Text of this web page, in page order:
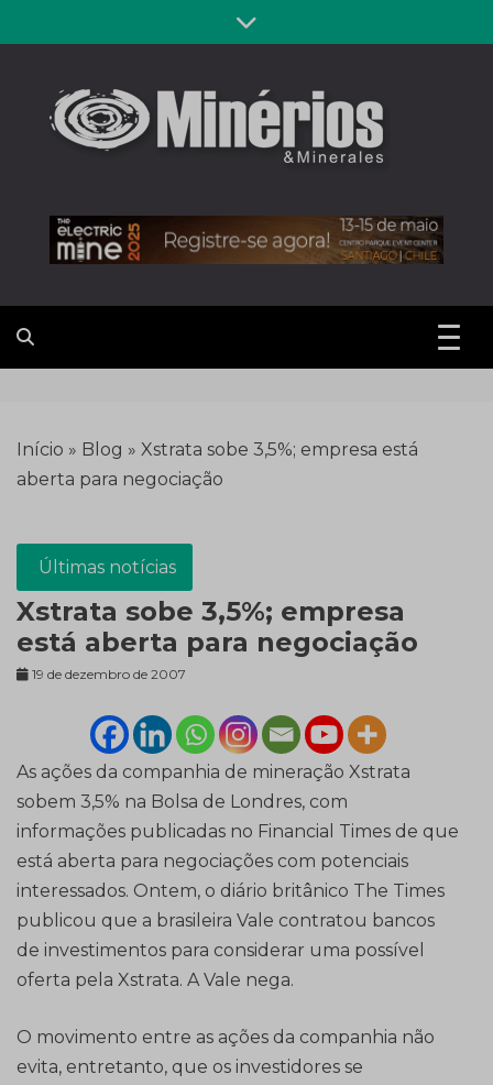
to
Revista
Minérios &
Minerales
Início » Blog » Xstrata sobe 3,5%; empresa está
aberta para negociação
Últimas notícias
Xstrata sobe 3,5%; empresa
está aberta para negociação
19 de dezembro de 2007
As ações da companhia de mineração Xstrata
sobem 3,5% na Bolsa de Londres, com
informações publicadas no Financial Times de que
está aberta para negociações com potenciais
interessados. Ontem, o diário britânico The Times
publicou que a brasileira Vale contratou bancos
de investimentos para considerar uma possível
oferta pela Xstrata. A Vale nega.
O movimento entre as ações da companhia não
evita, entretanto, que os investidores se